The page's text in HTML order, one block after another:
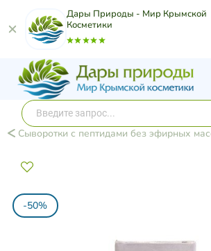
Дары Природы - Мир Крымской
Косметики
Сыворотки с пептидами без эфирных
-50%